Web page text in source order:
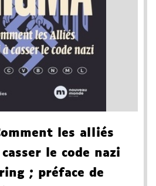
les alliés
le code nazi
; préface de